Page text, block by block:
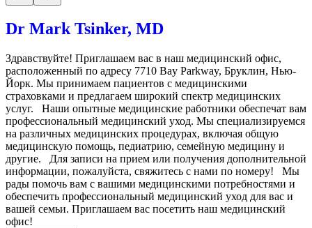
Dr Mark Tsinker, MD
Здравствуйте! Приглашаем вас в наш медицинский офис,
расположенный по адресу 7710 Bay Parkway, Бруклин, Нью-
Йорк. Мы принимаем пациентов с медицинскими
страховками и предлагаем широкий спектр медицинских
услуг. Наши опытные медицинские работники обеспечат вам
профессиональный медицинский уход. Мы специализируемся
на различных медицинских процедурах, включая общую
медицинскую помощь, педиатрию, семейную медицину и
другие. Для записи на прием или получения дополнительной
информации, пожалуйста, свяжитесь с нами по номеру! Мы
рады помочь вам с вашими медицинскими потребностями и
обеспечить профессиональный медицинский уход для вас и
вашей семьи. Приглашаем вас посетить наш медицинский
офис!